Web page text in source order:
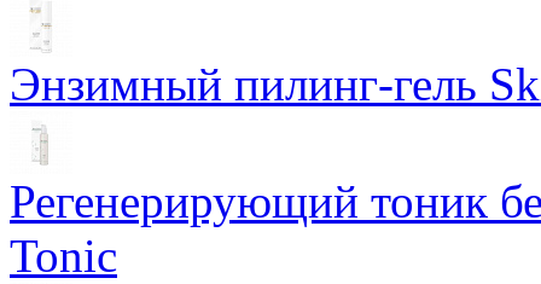
Энзимный пилинг-гель
Регенерирующий тоник
Tonic